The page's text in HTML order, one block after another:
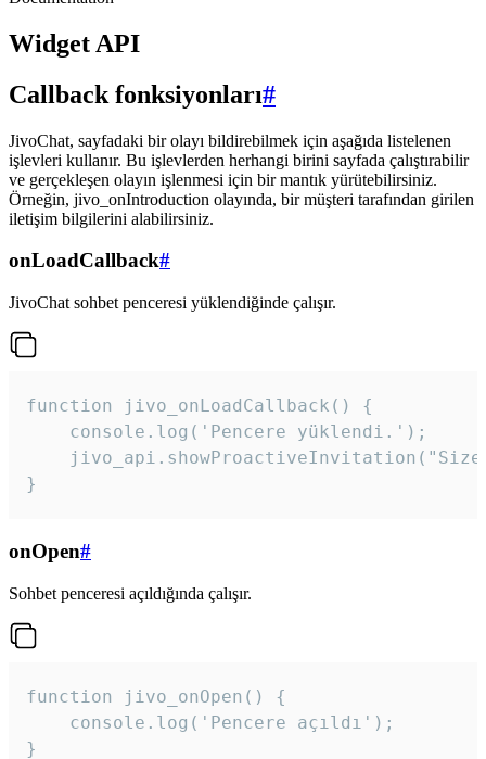
Widget API
Callback fonksiyonları#
JivoChat, sayfadaki bir olayı bildirebilmek için aşağıda listelenen
işlevleri kullanır. Bu işlevlerden herhangi birini sayfada çalıştırabilir
ve gerçekleşen olayın işlenmesi için bir mantık yürütebilirsiniz.
Örneğin, jivo_onIntroduction olayında, bir müşteri tarafından girilen
iletişim bilgilerini alabilirsiniz.
onLoadCallback#
JivoChat sohbet penceresi yüklendiğinde çalışır.
function jivo_onLoadCallback() {
    console.log('Pencere yüklendi.');
}
onOpen#
Sohbet penceresi açıldığında çalışır.
function jivo_onOpen() {
    console.log('Pencere açıldı');
}